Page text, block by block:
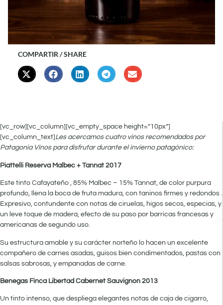
COMPARTIR / SHARE
[vc_row][vc_column][vc_empty_space height=”10px”]
[vc_column_text] Les acercamos cuatro vinos recomendados por
Patagonia Vinos para disfrutar durante el invierno patagónico:
Piattelli Reserva Malbec + Tannat 2017
Este tinto Cafayateño , 85% Malbec – 15% Tannat, de color purpura
profundo, llena la boca de fruta madura, con taninos firmes y redondos .
Expresivo, contundente con notas de ciruelas, higos secos, especias, y
un leve toque de madera, efecto de su paso por barricas francesas y
americanas de segundo uso.
Su estructura amable y su carácter norteño lo hacen un excelente
compañero de carnes asadas, guisos bien condimentados, pastas con
salsas sabrosas, y empanadas de carne.
Benegas Finca Libertad Cabernet Sauvignon 2013
Un tinto intenso, que despliega elegantes notas de caja de cigarro,